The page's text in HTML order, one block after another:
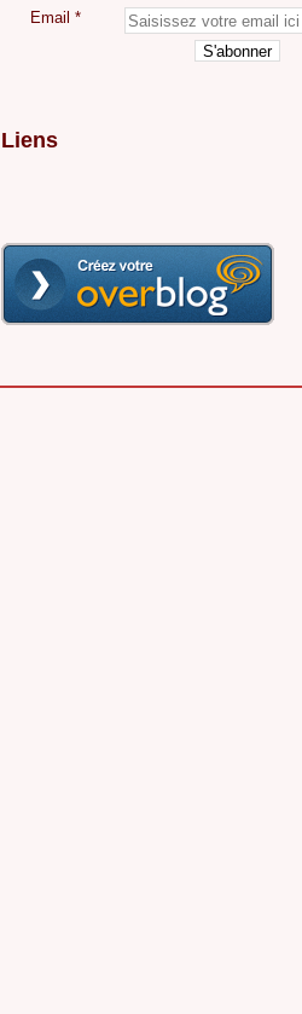
Email
Liens